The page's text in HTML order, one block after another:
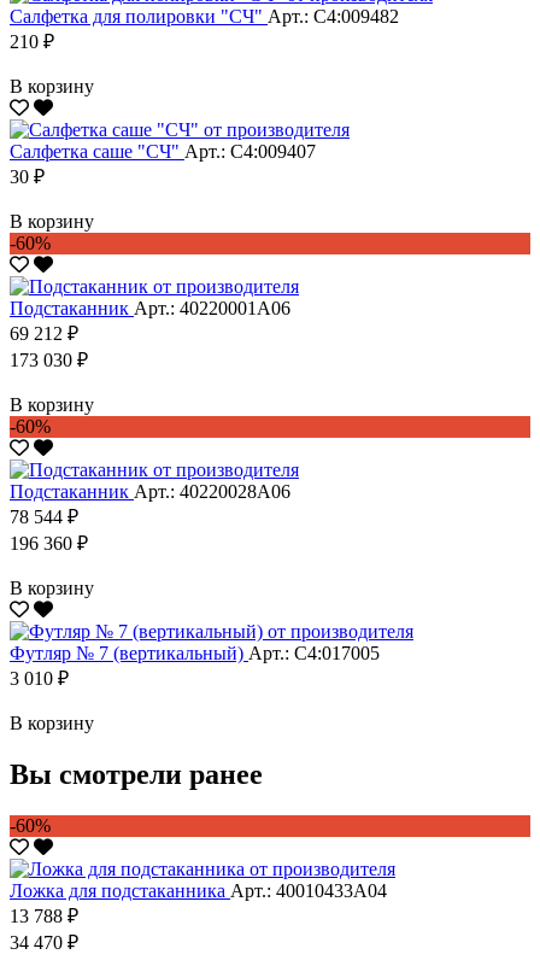
Салфетка для полировки "CЧ" Арт.: С4:009482
210 ₽
В корзину
Салфетка саше "CЧ" Арт.: С4:009407
30 ₽
В корзину
-60%
Подстаканник Арт.: 40220001А06
69 212 ₽
173 030 ₽
В корзину
-60%
Подстаканник Арт.: 40220028А06
78 544 ₽
196 360 ₽
В корзину
Футляр № 7 (вертикальный) Арт.: С4:017005
3 010 ₽
В корзину
Вы смотрели ранее
-60%
Ложка для подстаканника Арт.: 40010433А04
13 788 ₽
34 470 ₽